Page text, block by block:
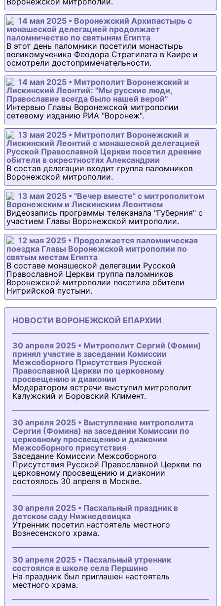
14 мая 2025 • Воронежский Архипастырь с
монашеской делегацией продолжает
паломничество по святыням Египта
В этот день паломники посетили монастырь
великомученика Феодора Стратилата в Каире и
осмотрели достопримечательности.
14 мая 2025 • Митрополит Воронежский и
Лискинский Леонтий: "Мы русские люди,
Православие всегда было нашей верой"
Интервью Главы Воронежской митрополии
сетевому изданию РИА "Воронеж".
13 мая 2025 • Митрополит Воронежский и
Лискинский Леонтий с монашеской делегацией
Русской Православной Церкви посетил древние
обители в окрестностях Александрии
В состав делегации входит группа паломников
Воронежской митрополии.
13 мая 2025 • "Вечер вместе" с митрополитом
Воронежским и Лискинским Леонтием
Видеозапись программы телеканала "Губерния" с
участием Главы Воронежской митрополии.
12 мая 2025 • Продолжается паломническая
поездка Главы Воронежской митрополии по
святым местам Египта
В составе монашеской делегации Русской
Православной Церкви группа паломников
Воронежской митрополии посетила обители
Нитрийской пустыни.
НОВОСТИ ВОРОНЕЖСКОЙ ЕПАРХИИ
30 апреля 2025 • Митрополит Сергий (Фомин)
принял участие в заседании Комиссии
Межсоборного Присутствия Русской
Православной Церкви по церковному
просвещению и диаконии
Модератором встречи выступил митрополит
Калужский и Боровский Климент.
30 апреля 2025 • Выступление митрополита
Сергия (Фомина) на заседании Комиссии по
церковному просвещению и диаконии
Межсоборного присутствия
Заседание Комиссии Межсоборного
Присутствия Русской Православной Церкви по
церковному просвещению и диаконии
состоялось 30 апреля в Москве.
30 апреля 2025 • Пасхальный праздник в
детском саду Нижнедевицка
Утренник посетил настоятель местного
Вознесенского храма.
30 апреля 2025 • Пасхальный утренник
состоялся в школе села Першино
На праздник был приглашен настоятель
местного храма.